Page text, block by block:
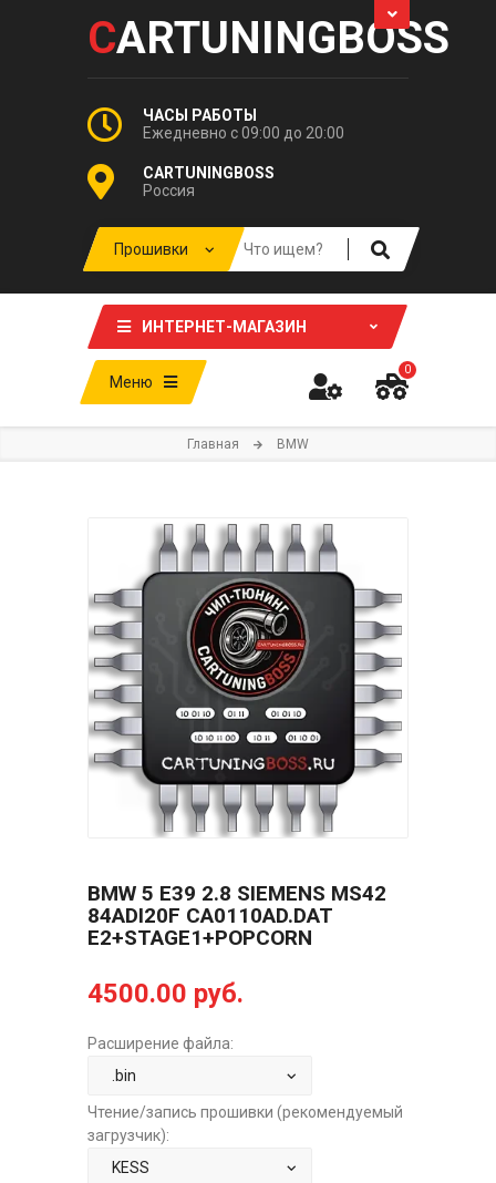
CARTUNINGBOSS
ЧАСЫ РАБОТЫ
Ежедневно с 09:00 до 20:00
CARTUNINGBOSS
Россия
ИНТЕРНЕТ-МАГАЗИН
Меню
0
Главная BMW
BMW 5 E39 2.8 SIEMENS MS42
84ADI20F CA0110AD.DAT
E2+STAGE1+POPCORN
4500.00 руб.
Расширение файла:
Чтение/запись прошивки (рекомендуемый
загрузчик):